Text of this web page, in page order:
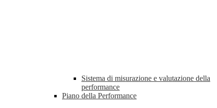
Sistema di misurazione e valutazione della
performance
Piano della Performance